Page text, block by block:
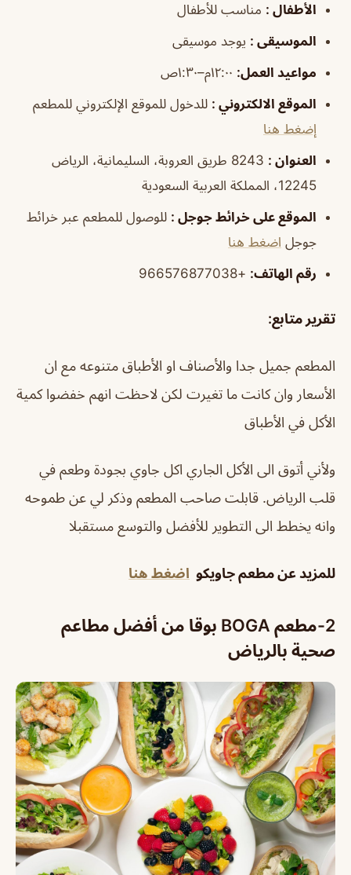
الأطفال : مناسب للأطفال
الموسيقى : يوجد موسيقى
مواعيد العمل:
الموقع الالكتروني : للدخول للموقع الإلكتروني للمطعم
إضغط هنا
العنوان :
8243 طريق العروبة، السليمانية، الرياض
12245، المملكة العربية السعودية
الموقع على خرائط جوجل : للوصول للمطعم عبر خرائط
جوجل اضغط هنا
رقم الهاتف: +966576877038
تقرير متابع:
المطعم جميل جدا والأصناف او الأطباق متنوعه مع ان
الأسعار وان كانت ما تغيرت لكن لاحظت انهم خفضوا كمية
الأكل في الأطباق
ولأني أتوق الى الأكل الجاري اكل جاوي بجودة وطعم في
قلب الرياض. قابلت صاحب المطعم وذكر لي عن طموحه
وانه يخطط الى التطوير للأفضل والتوسع مستقبلا
للمزيد عن مطعم جاويكو اضغط هنا
2-مطعم BOGA بوقا من أفضل مطاعم
صحية بالرياض